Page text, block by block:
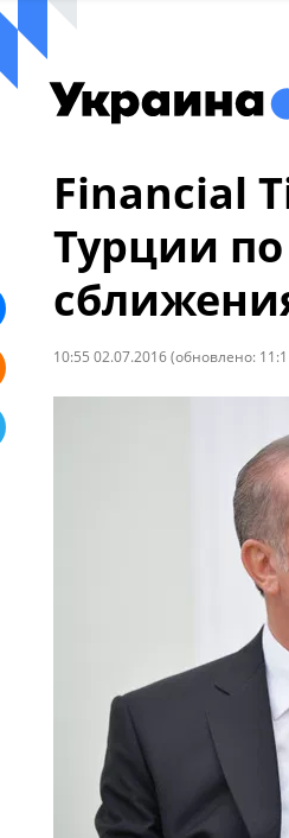
Financial
Турции
10:55 02.07.2016(обновлено: